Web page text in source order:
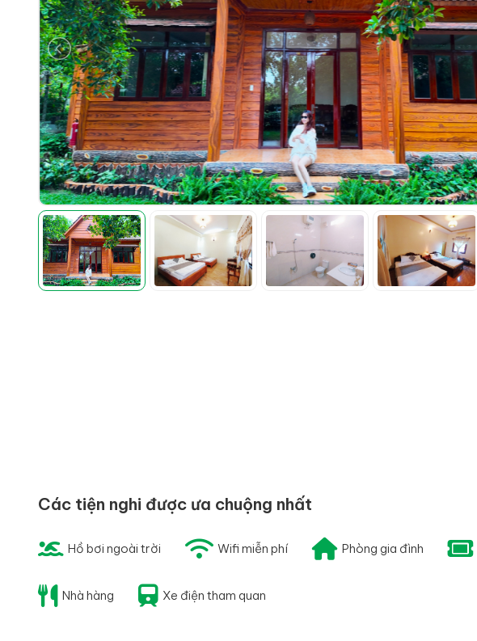
Các tiện nghi được ưa chuộng nhất
Hồ bơi ngoài trời Wifi miễn phí Phòng gia đình
Nhà hàng Xe điện tham quan